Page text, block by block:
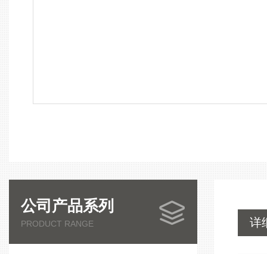
公司产品系列
PRODUCT RANGE 详